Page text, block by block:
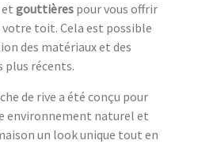
et gouttières pour vous offrir
votre toit. Cela est possible
des matériaux et des
plus récents.
de rive a été conçu pour
environnement naturel et
un look unique tout en